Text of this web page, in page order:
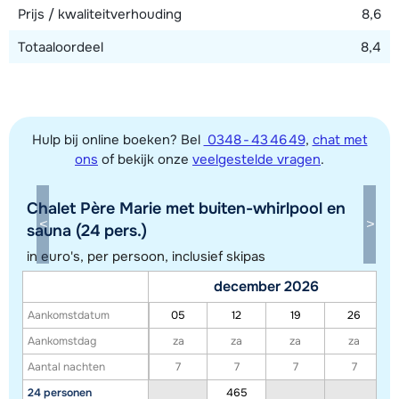
Toon alle accommodaties in dit gebied
Deze kaart geeft een indicatie van de ligging van onze accommodaties. De
exacte locatie kan enigszins afwijken.
Prijs / kwaliteitverhouding
8,6
Totaaloordeel
8,4
Hulp bij online boeken? Bel 0348 - 43 46 49, chat met
ons of bekijk onze veelgestelde vragen.
Chalet Père Marie met buiten-whirlpool en
sauna (24 pers.)
in euro's, per persoon, inclusief skipas
Aankomstdatum
Aankomstdag
Aantal nachten
24 personen
december 2026
05 12 19
26
za
za za
za
7
7 7
7
465